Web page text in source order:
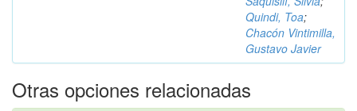
Quindi, Toa;
Chacón Vintimilla,
Gustavo Javier
Otras opciones relacionadas